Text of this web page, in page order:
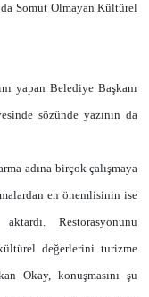
Somut Olmayan Kültürel
yapan Belediye Başkanı
sözünde yazının da
adına birçok çalışmaya
en önemlisinin ise
Restorasyonunu
değerlerini turizme
Okay, konuşmasını şu